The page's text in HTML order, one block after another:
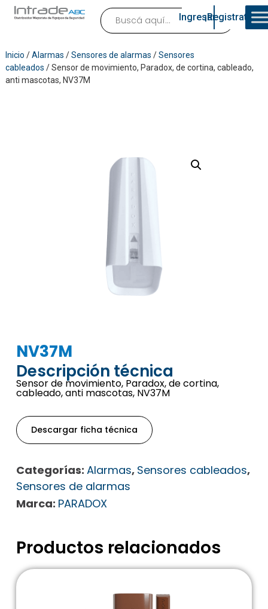
Ingresar¡Registrate!
Inicio /Alarmas /Sensores de alarmas /Sensores
cableados / Sensor de movimiento, Paradox, de cortina, cableado,
anti mascotas, NV37M
NV37M
Descripción técnica
Sensor de movimiento, Paradox, de cortina,
cableado, anti mascotas, NV37M
Descargar ficha técnica
Categorías: Alarmas, Sensores cableados,
Sensores de alarmas
Marca: PARADOX
Productos relacionados